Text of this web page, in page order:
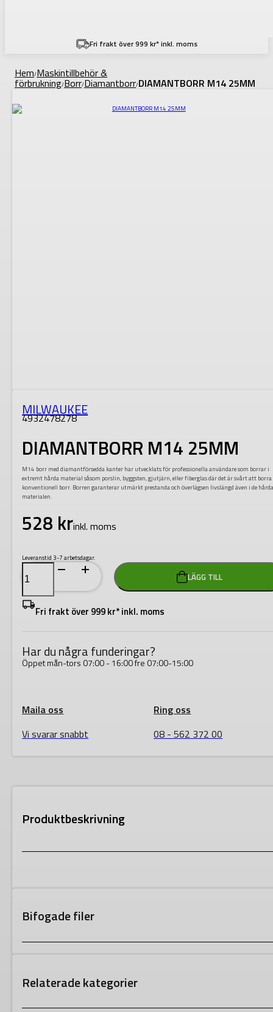
Fri frakt över 999 kr* inkl. moms
Hem/Maskintillbehör &
förbrukning/Borr/Diamantborr/DIAMANTBORR M14 25MM
MILWAUKEE
4932478278
DIAMANTBORR M14 25MM
M14 borr med diamantförsedda kanter har utvecklats för professionella användare som borrar i
extremt hårda material såsom porslin, byggsten, gjutjärn, eller fiberglas där det är svårt att borra
konventionell borr. Borren garanterar utmärkt prestanda och överlägsen livslängd även i de
materialen.
528 krinkl. moms
Leveranstid 3-7 arbetsdagar.
DIAMANTBORR
M14
25MM
mängd
LÄGG TILL
Fri frakt över 999 kr* inkl. moms
Har du några funderingar?
Öppet mån-tors 07:00 - 16:00 fre 07:00-15:00
Maila oss
Vi svarar snabbt
Ring oss
08 - 562 372 00
Produktbeskrivning
Bifogade filer
Relaterade kategorier